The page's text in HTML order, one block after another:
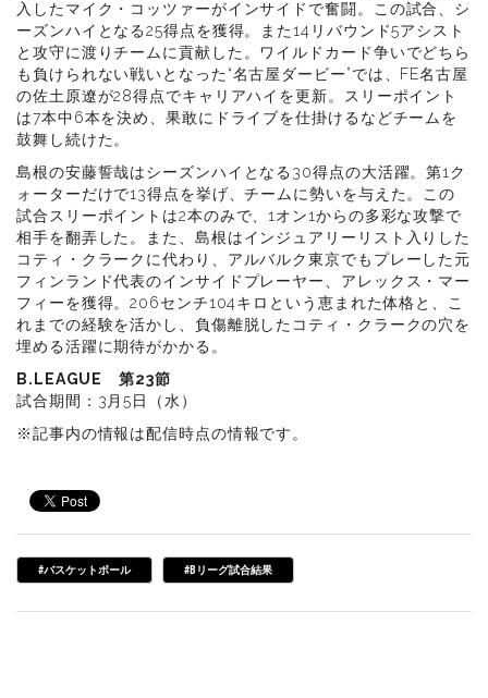
入したマイク・コッツァーがインサイドで奮闘。この試合、シ
ーズンハイとなる25得点を獲得。また14リバウンド5アシスト
と攻守に渡りチームに貢献した。ワイルドカード争いでどちら
も負けられない戦いとなった“名古屋ダービー”では、FE名古屋
の佐土原遼が28得点でキャリアハイを更新。スリーポイント
は7本中6本を決め、果敢にドライブを仕掛けるなどチームを
鼓舞し続けた。
島根の安藤誓哉はシーズンハイとなる30得点の大活躍。第1ク
ォーターだけで13得点を挙げ、チームに勢いを与えた。この
試合スリーポイントは2本のみで、1オン1からの多彩な攻撃で
相手を翻弄した。また、島根はインジュアリーリスト入りした
コティ・クラークに代わり、アルバルク東京でもプレーした元
フィンランド代表のインサイドプレーヤー、アレックス・マー
フィーを獲得。206センチ104キロという恵まれた体格と、こ
れまでの経験を活かし、負傷離脱したコティ・クラークの穴を
埋める活躍に期待がかかる。
B.LEAGUE 第23節
試合期間：3月5日（水）
※記事内の情報は配信時点の情報です。
#バスケットボール #Bリーグ試合結果